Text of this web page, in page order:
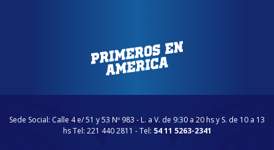
Sede Social: Calle 4 e/ 51 y 53 Nº 983 - L. a V. de 9:30 a 20 hs y S. de 10 a 13
hs Tel: 221 440 2811 - Tel: 54 11 5263-2341